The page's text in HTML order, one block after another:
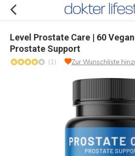
Level Prostate Care | 60
Prostate Support
(1) Zur Wunschliste